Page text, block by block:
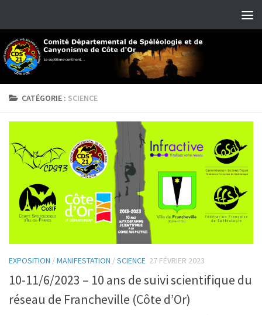
CATÉGORIE : SCIENCE
EXPOSITION /MANIFESTATION /SCIENCE 27 FÉVRIER 2023
10-11/6/2023 – 10 ans de suivi scientifique du
réseau de Francheville (Côte d’Or)